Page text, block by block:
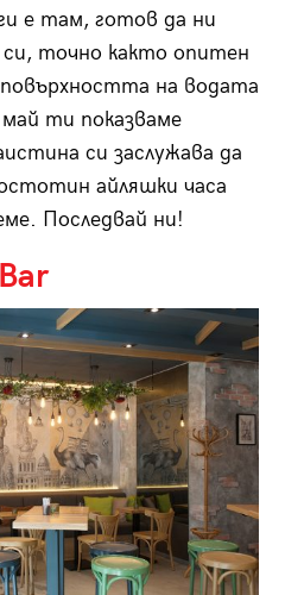
е там, готов да ни
точно както опитен
на водата
ти показваме
си заслужава да
айляшки часа
Последвай ни!